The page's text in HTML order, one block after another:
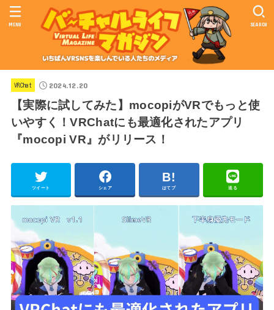
SEARCH
MENU
VRChat 2024.12.20
【実際に試してみた】mocopiがVRでもっと使
いやすく！VRChatにも最適化されたアプリ
『mocopi VR』がリリース！
ツイート シェア はてブ 送る